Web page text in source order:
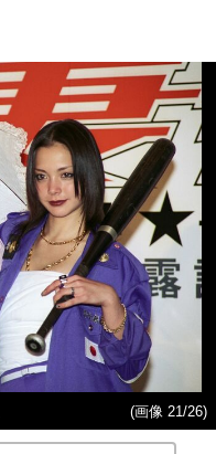
(画像 21/26)